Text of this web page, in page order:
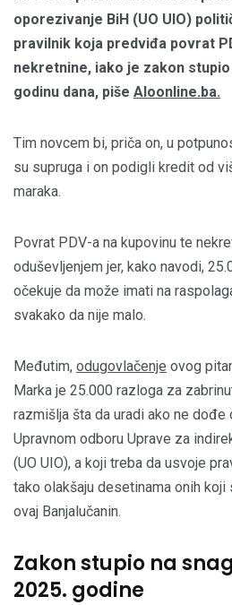
oporezivanje BiH (UO UIO)
pravilnik koja predviđa povrat
nekretnine, iako je zakon
godinu dana, piše Aloonline.ba.
Tim novcem bi, priča on, u
su supruga i on podigli kredit od
maraka.
Povrat PDV-a na kupovinu te
oduševljenjem jer, kako navodi,
očekuje da može imati na
svakako da nije malo.
Međutim, odugovlačenje ovog
Marka je 25.000 razloga za
razmišlja šta da uradi ako ne
Upravnom odboru Uprave za
(UO UIO), a koji treba da usvoje
tako olakšaju desetinama onih
ovaj Banjalučanin.
Zakon stupio na
2025. godine